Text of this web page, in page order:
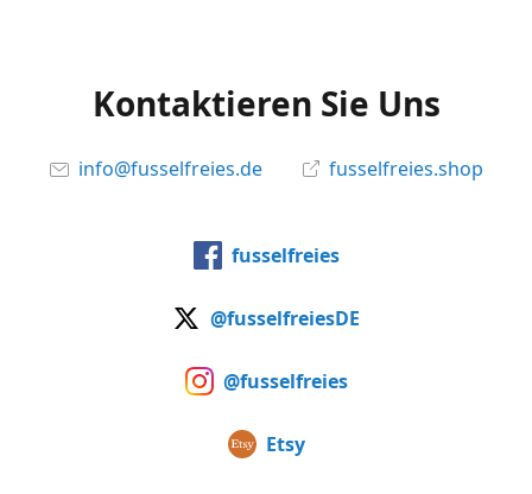
Kontaktieren Sie Uns
info@fusselfreies.de fusselfreies.shop
fusselfreies
@fusselfreiesDE
@fusselfreies
Etsy